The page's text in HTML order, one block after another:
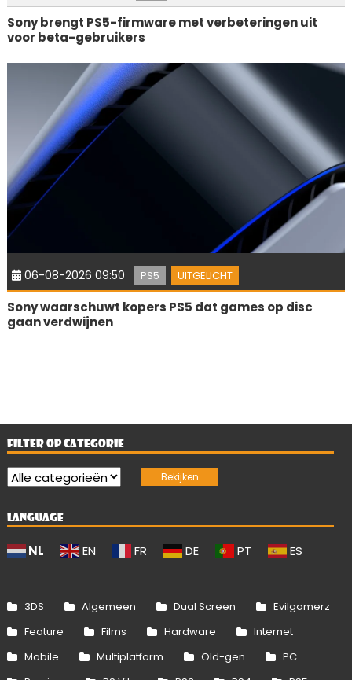
Sony brengt PS5-firmware met verbeteringen uit
voor beta-gebruikers
06-08-2026 09:50 PS5 UITGELICHT
Sony waarschuwt kopers PS5 dat games op disc
gaan verdwijnen
FILTER OP CATEGORIE
LANGUAGE
NL EN FR DE PT ES
3DS Algemeen Dual Screen
Evilgamerz
Feature
Films Hardware
Internet
Mobile
Multiplatform Old-gen
PC